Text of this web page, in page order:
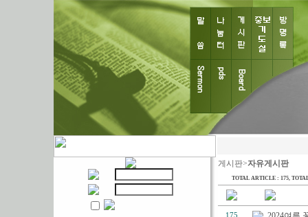
게시판>자유게시판
TOTAL ARTICLE : 175,
175